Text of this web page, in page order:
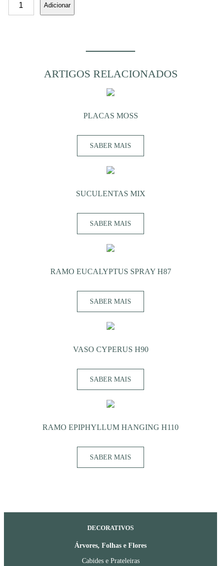
era:
Adicionar
ARTIGOS RELACIONADOS
PLACAS MOSS
SABER MAIS
SUCULENTAS MIX
SABER MAIS
RAMO EUCALYPTUS SPRAY H87
SABER MAIS
VASO CYPERUS H90
SABER MAIS
RAMO EPIPHYLLUM HANGING H110
SABER MAIS
DECORATIVOS
Árvores, Folhas e Flores
Cabides e Prateleiras